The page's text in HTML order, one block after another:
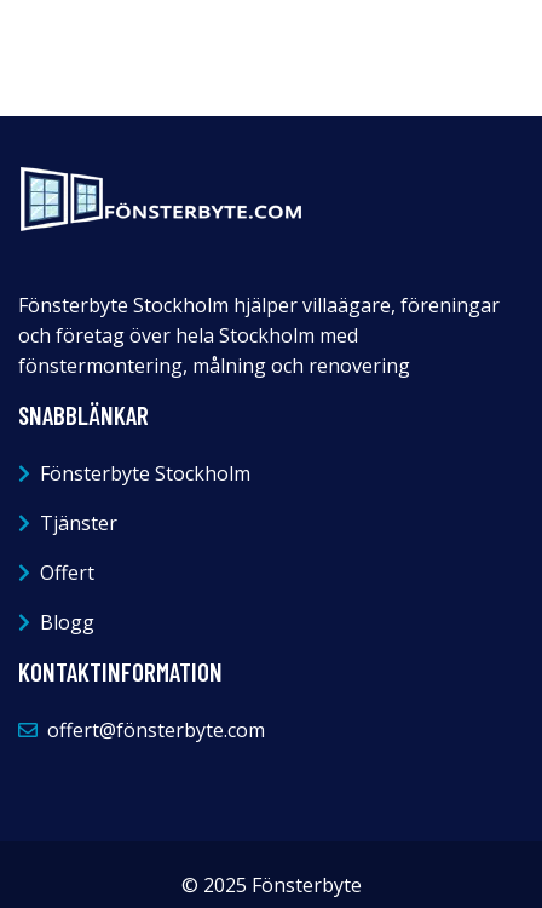
Fönsterbyte Stockholm hjälper villaägare, föreningar
och företag över hela Stockholm med
fönstermontering, målning och renovering
SNABBLÄNKAR
Fönsterbyte Stockholm
Tjänster
Offert
Blogg
KONTAKTINFORMATION
offert@fönsterbyte.com
© 2025 Fönsterbyte